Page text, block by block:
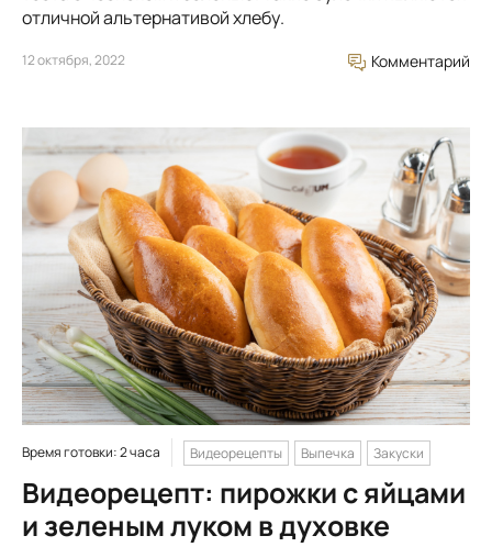
отличной альтернативой хлебу.
12 октября, 2022 Комментарий
Время готовки: 2 часа Видеорецепты Выпечка Закуски
Видеорецепт: пирожки с яйцами
и зеленым луком в духовке